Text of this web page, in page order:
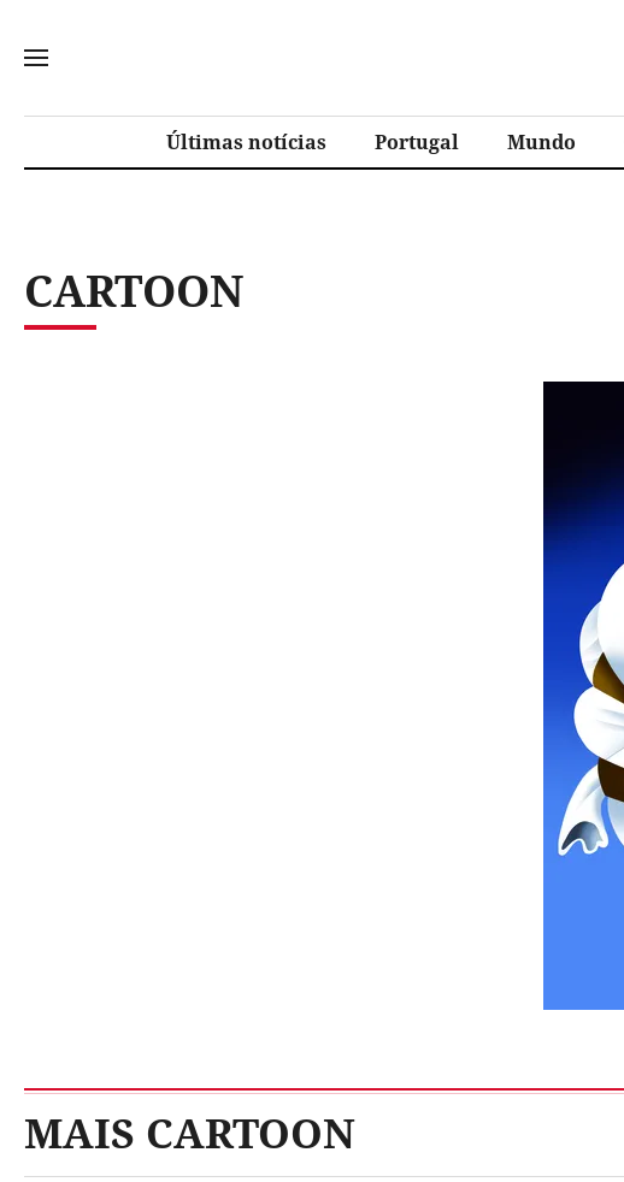
Últimas notícias Portugal Mundo
CARTOON
MAIS CARTOON